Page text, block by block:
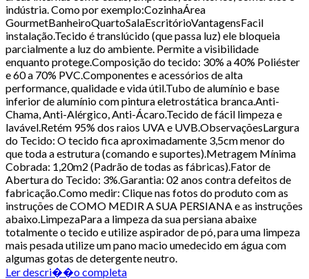
indústria. Como por exemplo:CozinhaÁrea
GourmetBanheiroQuartoSalaEscritórioVantagensFacil
instalação.Tecido é translúcido (que passa luz) ele bloqueia
parcialmente a luz do ambiente. Permite a visibilidade
enquanto protege.Composição do tecido: 30% a 40% Poliéster
e 60 a 70% PVC.Componentes e acessórios de alta
performance, qualidade e vida útil.Tubo de alumínio e base
inferior de alumínio com pintura eletrostática branca.Anti-
Chama, Anti-Alérgico, Anti-Ácaro.Tecido de fácil limpeza e
lavável.Retém 95% dos raios UVA e UVB.ObservaçõesLargura
do Tecido: O tecido fica aproximadamente 3,5cm menor do
que toda a estrutura (comando e suportes).Metragem Mínima
Cobrada: 1,20m2 (Padrão de todas as fábricas).Fator de
Abertura do Tecido: 3%.Garantia: 02 anos contra defeitos de
fabricação.Como medir: Clique nas fotos do produto com as
instruções de COMO MEDIR A SUA PERSIANA e as instruções
abaixo.LimpezaPara a limpeza da sua persiana abaixe
totalmente o tecido e utilize aspirador de pó, para uma limpeza
mais pesada utilize um pano macio umedecido em água com
algumas gotas de detergente neutro.
Ler descri��o completa